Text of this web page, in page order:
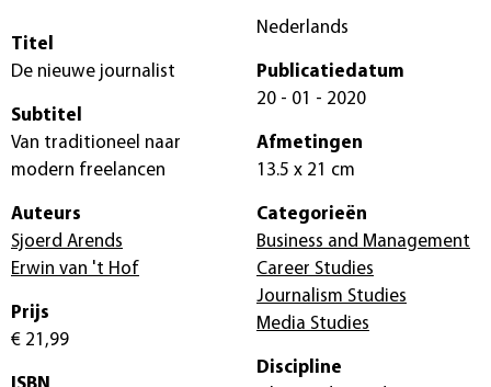
Titel
De nieuwe journalist
Subtitel
Van traditioneel naar
modern freelancen
Auteurs
Sjoerd Arends
Erwin van 't Hof
Prijs
€ 21,99
Nederlands
Publicatiedatum
20 - 01 - 2020
Afmetingen
13.5 x 21 cm
Categorieën
Business and Management
Career Studies
Journalism Studies
Media Studies
Discipline